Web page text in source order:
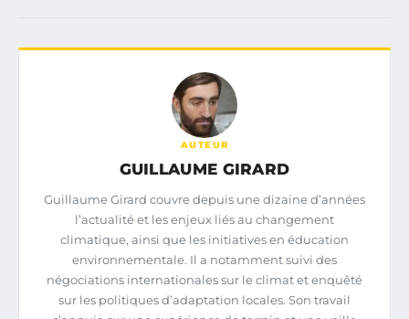
AUTEUR
GUILLAUME GIRARD
Guillaume Girard couvre depuis une dizaine d’années
l’actualité et les enjeux liés au changement
climatique, ainsi que les initiatives en éducation
environnementale. Il a notamment suivi des
négociations internationales sur le climat et enquêté
sur les politiques d’adaptation locales. Son travail